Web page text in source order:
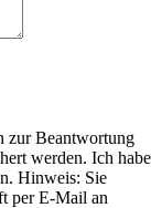
zur Beantwortung
werden. Ich habe
Hinweis: Sie
per E-Mail an